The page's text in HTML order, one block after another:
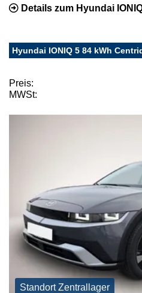
Details zum Hyundai
Hyundai IONIQ 5 84 kWh
Preis:
MWSt:
Standort Zentrallager